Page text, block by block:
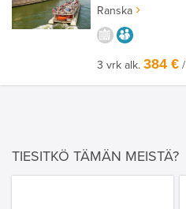
Ranska
KAUPUNGISTA
3 vrk alk.384 €
TIESITKÖ TÄMÄN MEISTÄ?